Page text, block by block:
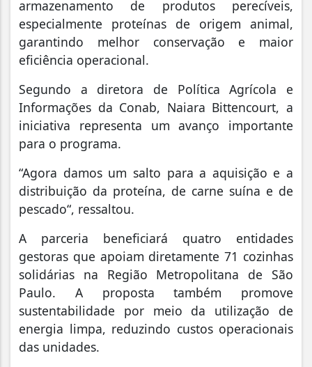
armazenamento de produtos perecíveis,
especialmente proteínas de origem animal,
garantindo melhor conservação e maior
eficiência operacional.
Segundo a diretora de Política Agrícola e
Informações da Conab, Naiara Bittencourt, a
iniciativa representa um avanço importante
para o programa.
“Agora damos um salto para a aquisição e a
distribuição da proteína, de carne suína e de
pescado“, ressaltou.
A parceria beneficiará quatro entidades
gestoras que apoiam diretamente 71 cozinhas
solidárias na Região Metropolitana de São
Paulo. A proposta também promove
sustentabilidade por meio da utilização de
energia limpa, reduzindo custos operacionais
das unidades.